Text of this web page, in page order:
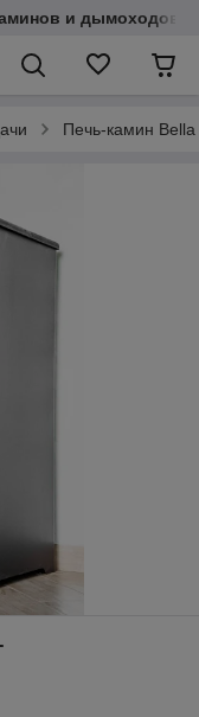
и дымоходов
Печь-камин